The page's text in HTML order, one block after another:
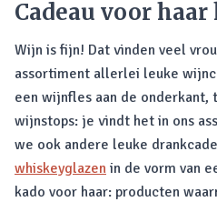
Cadeau voor
Wijn is fijn! Dat vinden veel
assortiment allerlei leuke
een wijnfles aan de
wijnstops: je vindt het in ons
we ook andere leuke
whiskeyglazen in de vorm van
kado voor haar: producten